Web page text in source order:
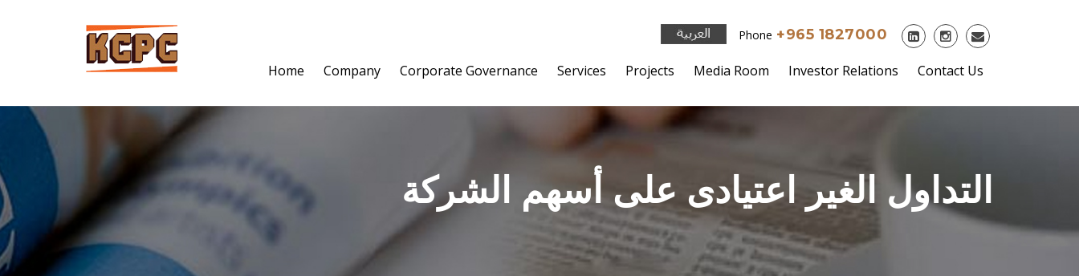
Phone +965 1827000
Home Company Corporate Governance Services Projects Media Room Investor Relations Contact Us
التداول الغير اعتيادى على أسهم الشركة